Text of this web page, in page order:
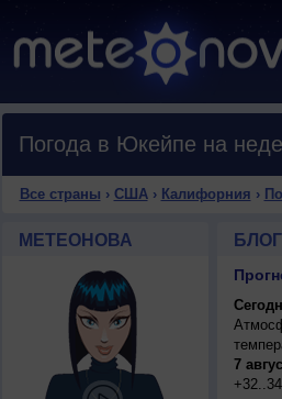
Погода в Юкейпе на
Все страны › США› Калифорния ›
МЕТЕОНОВА
7